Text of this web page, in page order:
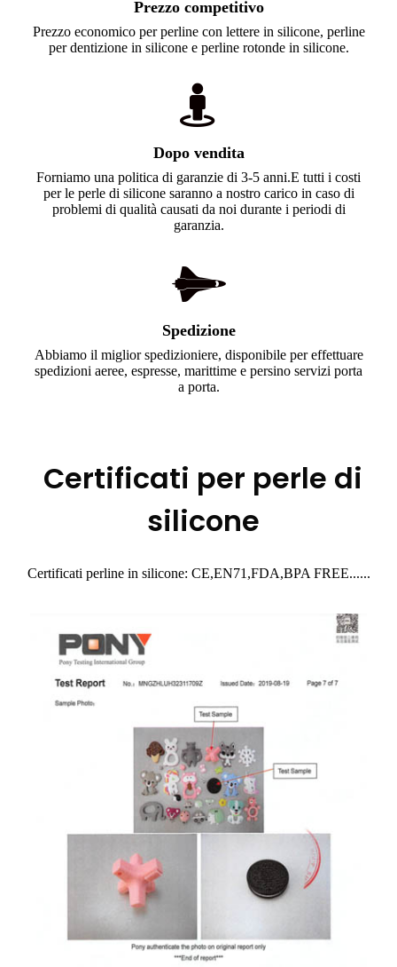
Prezzo competitivo
Prezzo economico per perline con lettere in silicone, perline
per dentizione in silicone e perline rotonde in silicone.
Dopo vendita
Forniamo una politica di garanzie di 3-5 anni.E tutti i costi
per le perle di silicone saranno a nostro carico in caso di
problemi di qualità causati da noi durante i periodi di
garanzia.
Spedizione
Abbiamo il miglior spedizioniere, disponibile per effettuare
spedizioni aeree, espresse, marittime e persino servizi porta
a porta.
Certificati per perle di
silicone
Certificati perline in silicone: CE,EN71,FDA,BPA FREE......